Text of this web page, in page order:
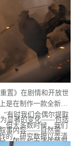
置》在剧情和开放世
是在制作一款全新作
“有时我们会偶尔提取
但大多数时候，我们
的，研究数据以弄清
为显著的变化——包括
叙事内容——自然需要
，团队也无法依赖原